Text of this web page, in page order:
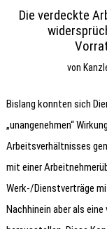
Die verdeckte
von
Bislang konnten sich
„unangenehmen“
Arbeitsverhältnisses
mit einer
Werk-/Dienstverträge
Nachhinein aber als